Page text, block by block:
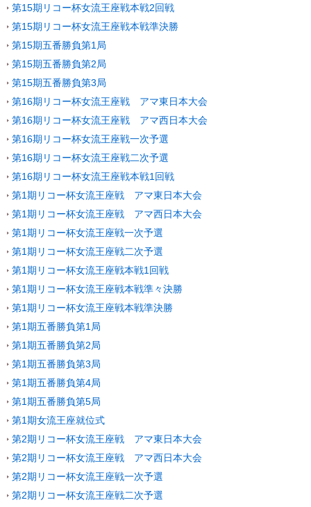
第15期リコー杯女流王座戦本戦2回戦
第15期リコー杯女流王座戦本戦準決勝
第15期五番勝負第1局
第15期五番勝負第2局
第15期五番勝負第3局
第16期リコー杯女流王座戦 アマ東日本大会
第16期リコー杯女流王座戦 アマ西日本大会
第16期リコー杯女流王座戦一次予選
第16期リコー杯女流王座戦二次予選
第16期リコー杯女流王座戦本戦1回戦
第1期リコー杯女流王座戦 アマ東日本大会
第1期リコー杯女流王座戦 アマ西日本大会
第1期リコー杯女流王座戦一次予選
第1期リコー杯女流王座戦二次予選
第1期リコー杯女流王座戦本戦1回戦
第1期リコー杯女流王座戦本戦準々決勝
第1期リコー杯女流王座戦本戦準決勝
第1期五番勝負第1局
第1期五番勝負第2局
第1期五番勝負第3局
第1期五番勝負第4局
第1期五番勝負第5局
第1期女流王座就位式
第2期リコー杯女流王座戦 アマ東日本大会
第2期リコー杯女流王座戦 アマ西日本大会
第2期リコー杯女流王座戦一次予選
第2期リコー杯女流王座戦二次予選